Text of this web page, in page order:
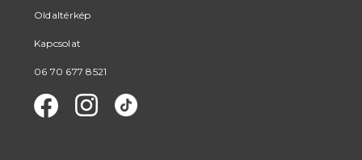
Oldaltérkép
Kapcsolat
06 70 677 8521